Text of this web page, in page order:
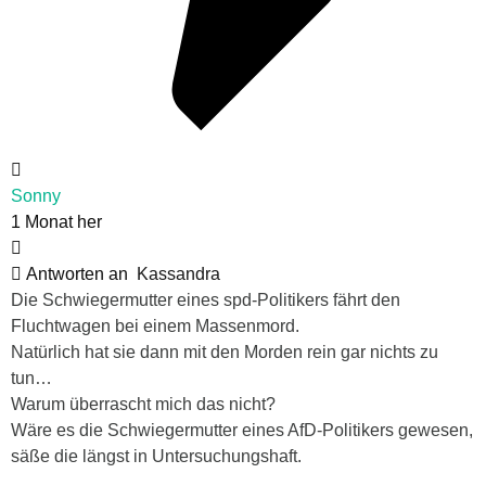
Sonny
1 Monat her
Antworten an
Kassandra
Die Schwiegermutter eines spd-Politikers fährt den
Fluchtwagen bei einem Massenmord.
Natürlich hat sie dann mit den Morden rein gar nichts zu
tun…
Warum überrascht mich das nicht?
Wäre es die Schwiegermutter eines AfD-Politikers gewesen,
säße die längst in Untersuchungshaft.